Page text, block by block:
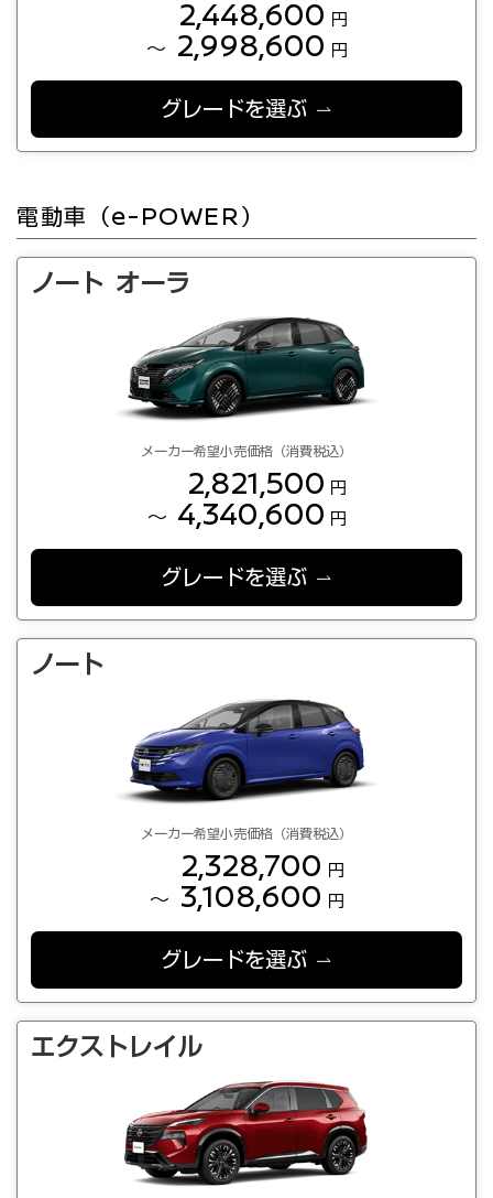
2,448,600 円
～ 2,998,600 円
グレードを選ぶ
電動車（e-POWER）
ノート オーラ
メーカー希望小売価格（消費税込）
2,821,500 円
～ 4,340,600 円
グレードを選ぶ
ノート
メーカー希望小売価格（消費税込）
2,328,700 円
～ 3,108,600 円
グレードを選ぶ
エクストレイル